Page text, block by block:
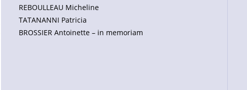
REBOULLEAU Micheline
TATANANNI Patricia
BROSSIER Antoinette – in memoriam